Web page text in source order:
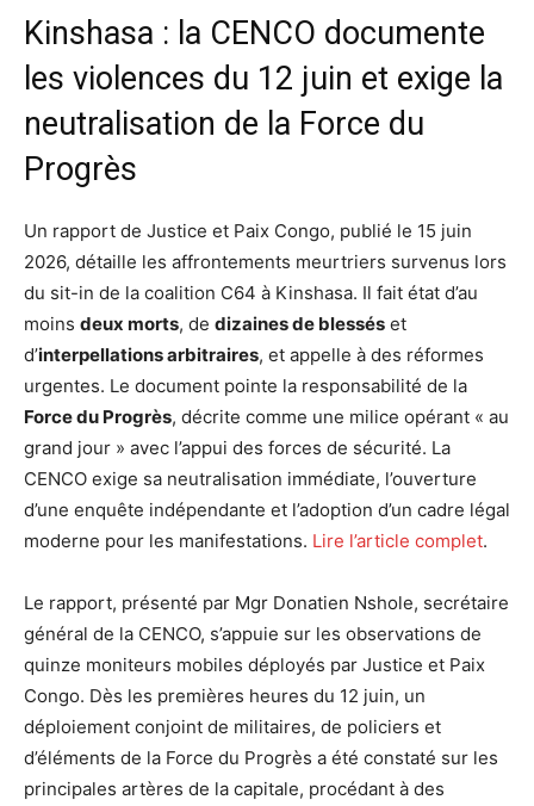
Kinshasa : la CENCO documente
les violences du 12 juin et exige la
neutralisation de la Force du
Progrès
Un rapport de Justice et Paix Congo, publié le 15 juin
2026, détaille les affrontements meurtriers survenus lors
du sit-in de la coalition C64 à Kinshasa. Il fait état d’au
moins deux morts, de dizaines de blessés et
d’interpellations arbitraires, et appelle à des réformes
urgentes. Le document pointe la responsabilité de la
Force du Progrès, décrite comme une milice opérant « au
grand jour » avec l’appui des forces de sécurité. La
CENCO exige sa neutralisation immédiate, l’ouverture
d’une enquête indépendante et l’adoption d’un cadre légal
moderne pour les manifestations. Lire l’article complet.
Le rapport, présenté par Mgr Donatien Nshole, secrétaire
général de la CENCO, s’appuie sur les observations de
quinze moniteurs mobiles déployés par Justice et Paix
Congo. Dès les premières heures du 12 juin, un
déploiement conjoint de militaires, de policiers et
d’éléments de la Force du Progrès a été constaté sur les
principales artères de la capitale, procédant à des